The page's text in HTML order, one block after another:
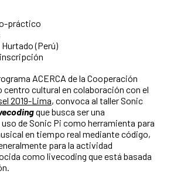
práctico
(Perú)
ACERCA de la Cooperación
centro cultural en colaboración con el
2019-Lima, convoca al taller Sonic
que busca ser una
de Sonic Pi como herramienta para
en tiempo real mediante código,
para la actividad
como livecoding que está basada